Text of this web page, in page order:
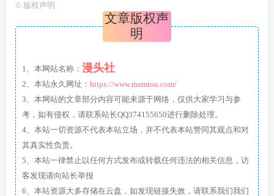
© 版权声明
文章版权声
明
1、本网站名称： 漫头社
2、本站永久网址： https://www.mamtou.com/
3、本网站的文章部分内容可能来源于网络，仅供大家学习与参
考，如有侵权，请联系站长QQ374155650进行删除处理。
4、本站一切资源不代表本站立场，并不代表本站赞同其观点和对
其真实性负责。
5、本站一律禁止以任何方式发布或转载任何违法的相关信息，访
客发现请向站长举报
6、本站资源大多存储在云盘，如发现链接失效，请联系我们我们